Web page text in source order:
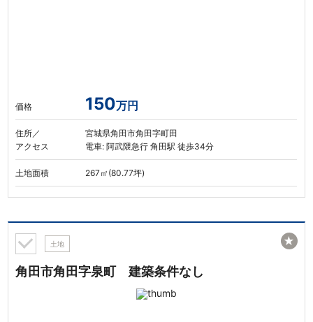
価格 150万円
住所／
アクセス
宮城県角田市角田字町田
電車: 阿武隈急行 角田駅 徒歩34分
土地面積 267㎡(80.77坪)
土地
角田市角田字泉町 建築条件なし
★